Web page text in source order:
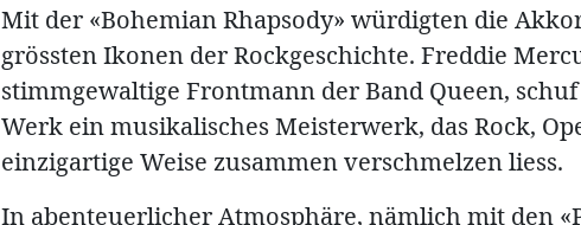
Mit der «Bohemian Rhapsody» würdigten die
grössten Ikonen der Rockgeschichte. Freddie
stimmgewaltige Frontmann der Band Queen,
Werk ein musikalisches Meisterwerk, das Rock,
einzigartige Weise zusammen verschmelzen liess.
In abenteuerlicher Atmosphäre, nämlich mit den